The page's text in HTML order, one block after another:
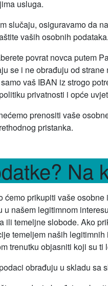
usluga.
slučaju, osiguravamo da
vaših osobnih podataka.
povrat novca putem
se i ne obrađuju od
vaš IBAN iz strogo
privatnosti i opće
prenositi vaše
pristanka.
Na
ćemo prikupiti vaše
u našem legitimnom
ili temeljne slobode. Ako
temeljem naših
trenutku objasniti koji su ti
obrađuju u skladu sa